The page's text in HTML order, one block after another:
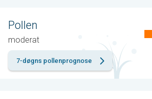
Pollen
moderat
7-døgns pollenprognose